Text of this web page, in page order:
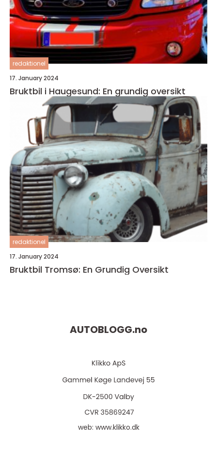
redaktionel
17. January 2024
Bruktbil i Haugesund: En grundig oversikt
redaktionel
17. January 2024
Bruktbil Tromsø: En Grundig Oversikt
AUTOBLOGG.no
web: www.klikko.dk